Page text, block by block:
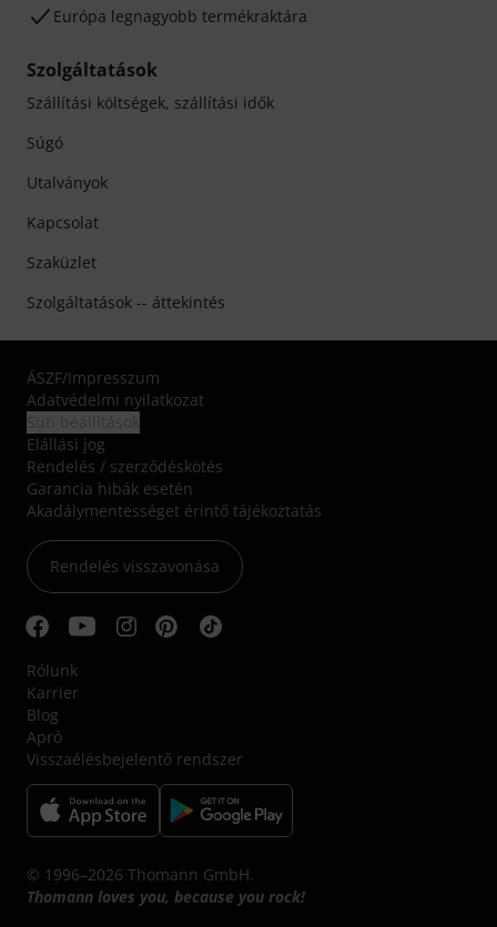
Európa legnagyobb termékraktára
Szolgáltatások
Szállítási költségek, szállítási idők
Súgó
Utalványok
Kapcsolat
Szaküzlet
Szolgáltatások -- áttekintés
ÁSZF/Impresszum
Adatvédelmi nyilatkozat
Elállási jog
Rendelés / szerződéskötés
Garancia hibák esetén
Akadálymentességet érintő tájékoztatás
Rendelés visszavonása
Rólunk
Karrier
Blog
Apró
Visszaélésbejelentő rendszer
© 1996–2026 Thomann GmbH.
Thomann loves you, because you rock!